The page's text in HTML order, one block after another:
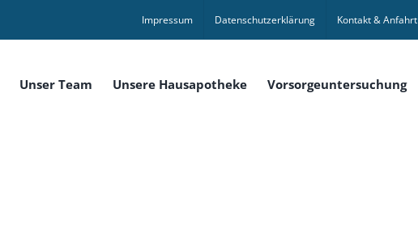
Impressum Datenschutzerklärung Kontakt & Anfahrt
Unser Team Unsere Hausapotheke Vorsorgeuntersuchung